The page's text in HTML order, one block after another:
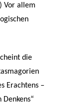
Vor allem
die
Erachtens –